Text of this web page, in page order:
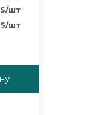
/шт
/шт